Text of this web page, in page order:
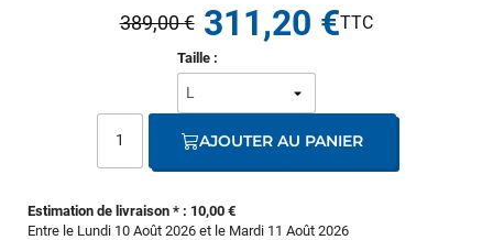
Estimation de livraison * : 10,00 €
Entre le Lundi 10 Août 2026 et le Mardi 11 Août 2026
Taille :
389,00 € 311,20 €
AJOUTER AU PANIER